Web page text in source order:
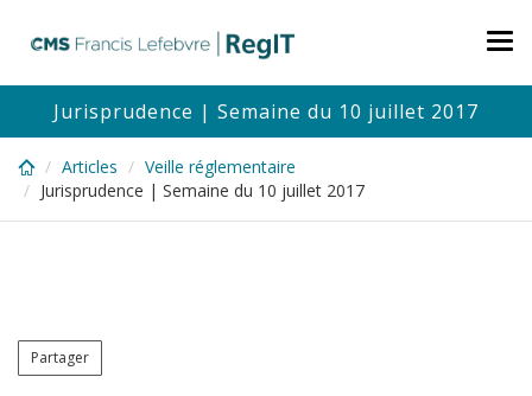
content
Jurisprudence | Semaine du 10 juillet 2017
Articles
Veille réglementaire
Jurisprudence | Semaine du 10 juillet 2017
Partager